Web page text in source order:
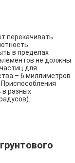
перекачивать
в пределах
не должны
для
– 6 миллиметров
в разных